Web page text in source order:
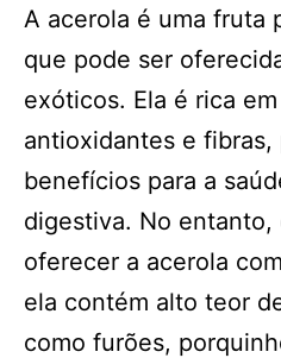
A acerola é uma fruta
que pode ser
exóticos. Ela é rica
antioxidantes e
benefícios para a
digestiva. No
oferecer a acerola
ela contém alto teor
como furões,